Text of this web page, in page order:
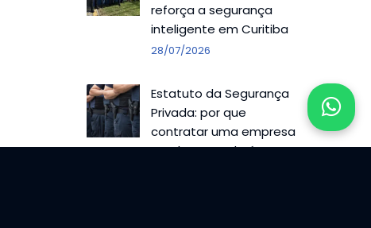
reforça a segurança
inteligente em Curitiba
28/07/2026
Estatuto da Segurança
Privada: por que
contratar uma empresa
regulamentada é